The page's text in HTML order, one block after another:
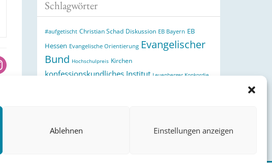
Ablehnen Einstellungen anzeigen
Schlagwörter
#aufgetischt Christian Schad Diskussion EB Bayern EB
Hessen Evangelische Orientierung Evangelischer
Bund Hochschulpreis Kirchen
konfessionskundliches Institut Leuenberger Konkordie